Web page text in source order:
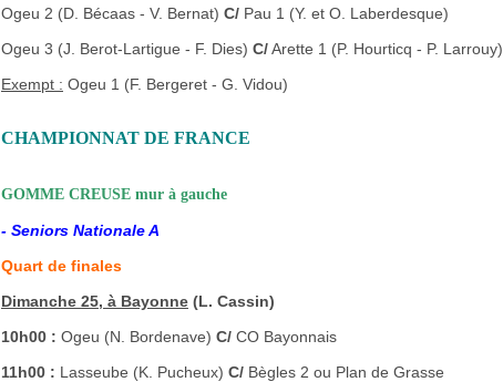
Ogeu 2 (D. Bécaas - V. Bernat) C/ Pau 1 (Y. et O. Laberdesque)
Ogeu 3 (J. Berot-Lartigue - F. Dies) C/Arette 1 (P. Hourticq - P. Larrouy)
Exempt : Ogeu 1 (F. Bergeret - G. Vidou)
CHAMPIONNAT DE FRANCE
GOMME CREUSE mur à gauche
- Seniors Nationale A
Quart de finales
Dimanche 25, à Bayonne (L. Cassin)
10h00 : Ogeu (N. Bordenave) C/ CO Bayonnais
11h00 : Lasseube (K. Pucheux) C/ Bègles 2 ou Plan de Grasse